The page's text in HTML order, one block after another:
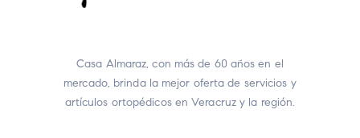
Casa Almaraz, con más de 60 años en el
mercado, brinda la mejor oferta de servicios y
artículos ortopédicos en Veracruz y la región.